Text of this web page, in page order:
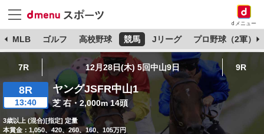
dメニュー
MLB ゴルフ 高校野球 競馬 Jリーグ プロ野球（2軍）
7R 12月28日(木) 5回中山9日 9R
8R
13:40
ヤングJSFR中山1
芝 右・2,000m 14頭
3歳以上 (混合)[指定] 定量
本賞金：1,050、420、260、160、105万円